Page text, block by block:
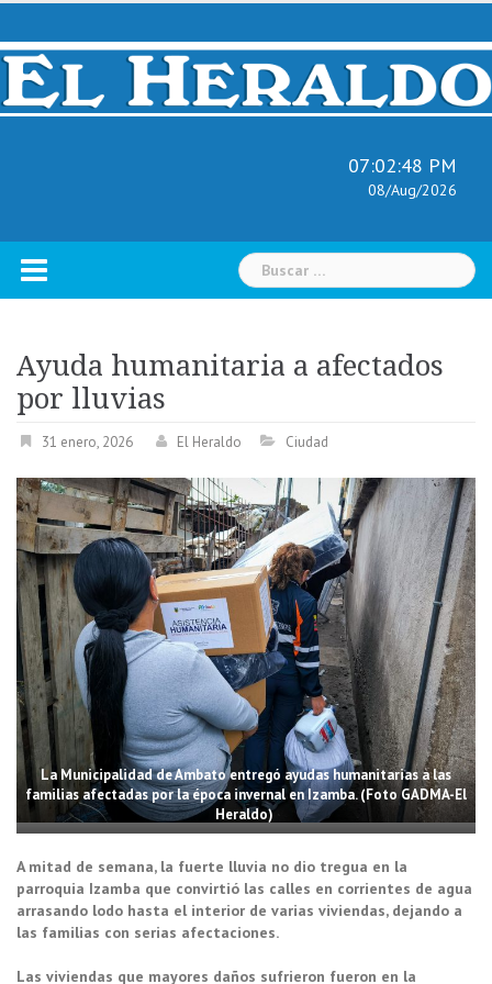
Skip
content
07:02:49 PM
08/Aug/2026
Buscar:
Ayuda humanitaria a afectados
por lluvias
31 enero, 2026 El Heraldo Ciudad
La Municipalidad de Ambato entregó ayudas humanitarias a las
familias afectadas por la época invernal en Izamba. (Foto GADMA-El
Heraldo)
A mitad de semana, la fuerte lluvia no dio tregua en la
parroquia Izamba que convirtió las calles en corrientes de agua
arrasando lodo hasta el interior de varias viviendas, dejando a
las familias con serias afectaciones.
Las viviendas que mayores daños sufrieron fueron en la